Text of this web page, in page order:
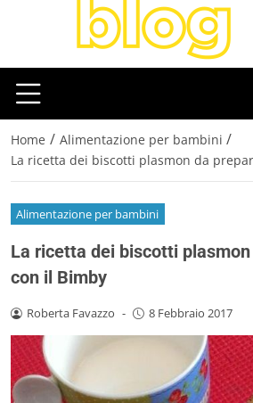
Home / Alimentazione per bambini /
La ricetta dei biscotti plasmon da
Alimentazione per bambini
La ricetta dei biscotti
con il Bimby
Roberta Favazzo - 8 Febbraio 2017